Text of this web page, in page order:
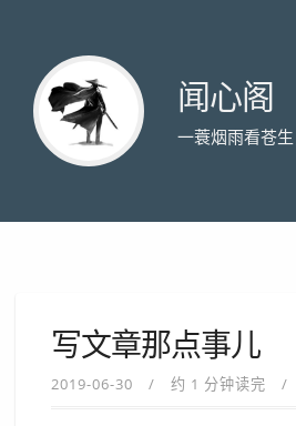
闻心阁
一蓑烟雨看苍
写文章那点事儿
2019-06-30 约 1 分钟读完